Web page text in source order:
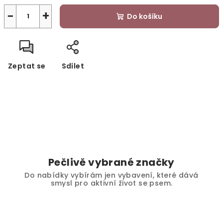
+
− Do košíku
Zeptat se Sdílet
Pečlivě vybrané značky
Do nabídky vybírám jen vybavení, které dává
smysl pro aktivní život se psem.